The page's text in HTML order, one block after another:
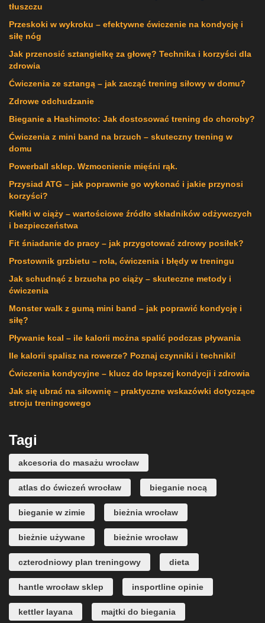
tłuszczu
Przeskoki w wykroku – efektywne ćwiczenie na kondycję i
siłę nóg
Jak przenosić sztangielkę za głowę? Technika i korzyści dla
zdrowia
Ćwiczenia ze sztangą – jak zacząć trening siłowy w domu?
Zdrowe odchudzanie
Bieganie a Hashimoto: Jak dostosować trening do choroby?
Ćwiczenia z mini band na brzuch – skuteczny trening w
domu
Powerball sklep. Wzmocnienie mięśni rąk.
Przysiad ATG – jak poprawnie go wykonać i jakie przynosi
korzyści?
Kiełki w ciąży – wartościowe źródło składników odżywczych
i bezpieczeństwa
Fit śniadanie do pracy – jak przygotować zdrowy posiłek?
Prostownik grzbietu – rola, ćwiczenia i błędy w treningu
Jak schudnąć z brzucha po ciąży – skuteczne metody i
ćwiczenia
Monster walk z gumą mini band – jak poprawić kondycję i
siłę?
Pływanie kcal – ile kalorii można spalić podczas pływania
Ile kalorii spalisz na rowerze? Poznaj czynniki i techniki!
Ćwiczenia kondycyjne – klucz do lepszej kondycji i zdrowia
Jak się ubrać na siłownię – praktyczne wskazówki dotyczące
stroju treningowego
Tagi
akcesoria do masażu wrocław
atlas do ćwiczeń wrocław bieganie nocą
bieganie w zimie bieżnia wrocław
bieżnie używane bieżnie wrocław
czterodniowy plan treningowy dieta
hantle wrocław sklep insportline opinie
kettler layana majtki do biegania